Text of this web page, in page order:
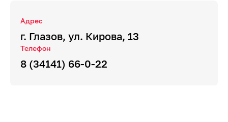
Адрес
г. Глазов, ул. Кирова, 13
Телефон
8 (34141) 66-0-22